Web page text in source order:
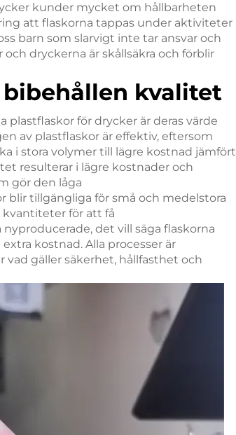
kunder mycket om hållbarheten
att flaskorna tappas under aktiviteter
barn som slarvigt inte tar ansvar och
dryckerna är skållsäkra och förblir
kvalitet
för drycker är deras värde
av plastflaskor är effektiv, eftersom
i stora volymer till lägre kostnad jämfört
resulterar i lägre kostnader och
gör den låga
blir tillgängliga för små och medelstora
för att få
det vill säga flaskorna
kostnad. Alla processer är
gäller säkerhet, hållfasthet och